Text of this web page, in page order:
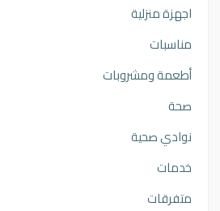
اجهزة منزلية
مناسبات
أطعمة ومشروبات
صحة
نوادي صحية
خدمات
متفرقات